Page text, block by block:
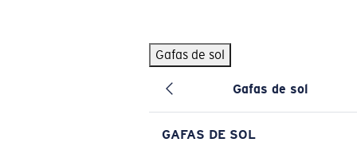
Gafas de sol
Gafas de sol
GAFAS DE SOL
BÚSQUEDAS POPULARES
Pilothouse PRO Limited Edition Pack Exclusivo
Gafas de sol personalizadas
Los más vendidos de gafas de sol